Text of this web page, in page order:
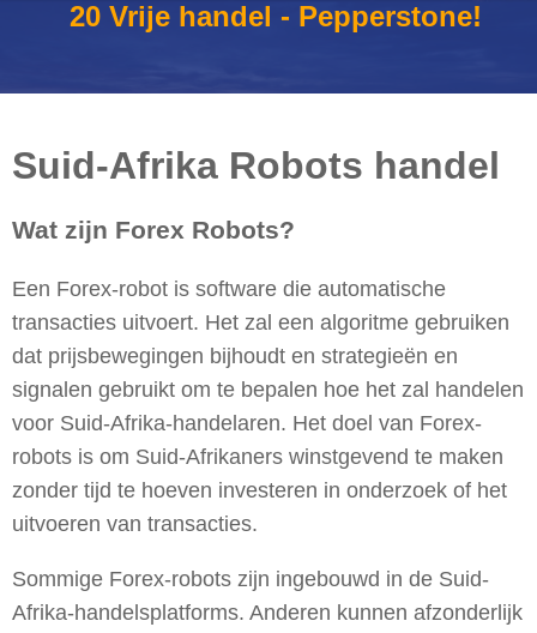
20 Vrije handel - Pepperstone!
Suid-Afrika Robots handel
Wat zijn Forex Robots?
Een Forex-robot is software die automatische
transacties uitvoert. Het zal een algoritme gebruiken
dat prijsbewegingen bijhoudt en strategieën en
signalen gebruikt om te bepalen hoe het zal handelen
voor Suid-Afrika-handelaren. Het doel van Forex-
robots is om Suid-Afrikaners winstgevend te maken
zonder tijd te hoeven investeren in onderzoek of het
uitvoeren van transacties.
Sommige Forex-robots zijn ingebouwd in de Suid-
Afrika-handelsplatforms. Anderen kunnen afzonderlijk